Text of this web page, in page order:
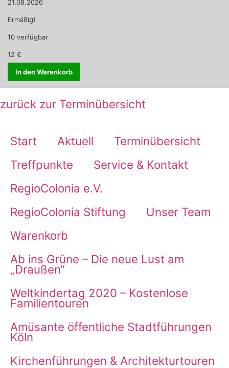
21.08.2026
Ermäßigt
10 verfügbar
12 €
In den Warenkorb
zurück zur Terminübersicht
Start Aktuell
Terminübersicht
Treffpunkte
Service & Kontakt
RegioColonia e.V.
RegioColonia Stiftung
Unser Team
Warenkorb
Ab ins Grüne – Die neue Lust am
„Draußen“
Weltkindertag 2020 – Kostenlose
Familientouren
Amüsante öffentliche Stadtführungen
Köln
Kirchenführungen & Architekturtouren